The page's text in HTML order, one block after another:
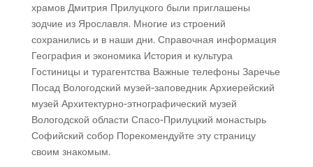
храмов Дмитрия Прилуцкого были приглашены
зодчие из Ярославля. Многие из строений
сохранились и в наши дни. Справочная информация
География и экономика История и культура
Гостиницы и турагентства Важные телефоны Заречье
Посад Вологодский музей-заповедник Архиерейский
музей Архитектурно-этнографический музей
Вологодской области Спасо-Прилуцкий монастырь
Софийский собор Порекомендуйте эту страницу
своим знакомым.